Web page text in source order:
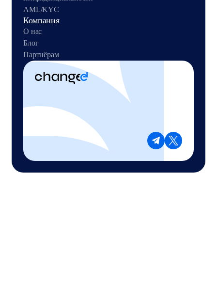
AML/KYC
Компания
О нас
Блог
Партнёрам